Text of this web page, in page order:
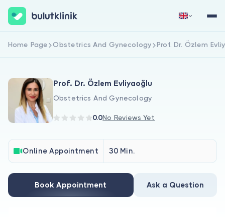
For Patients
For Doctors
Sign Up Now Sign In
Home Page Obstetrics And Gynecology Prof. Dr. Özlem
Prof. Dr. Özlem Evliyaoğlu
Obstetrics And Gynecology
0.0No Reviews Yet
Online Appointment 30 Min.
Book Appointment Ask a Question